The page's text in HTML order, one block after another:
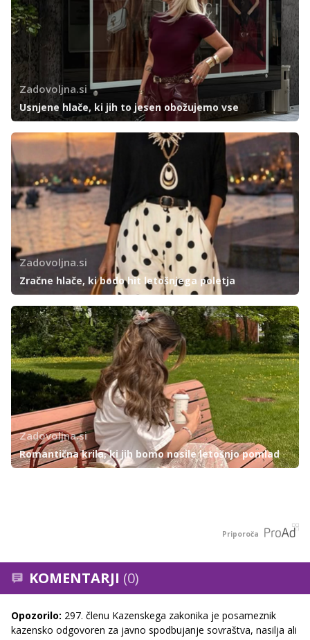
Zadovoljna.si
Usnjene hlače, ki jih to jesen obožujemo vse
Zadovoljna.si
Zračne hlače, ki bodo hit letošnjega poletja
Zadovoljna.si
Romantična krila, ki jih bomo nosile letošnjo pomlad
Priporoča
KOMENTARJI (0)
Opozorilo: 297. členu Kazenskega zakonika je posameznik
kazensko odgovoren za javno spodbujanje sovraštva, nasilja ali